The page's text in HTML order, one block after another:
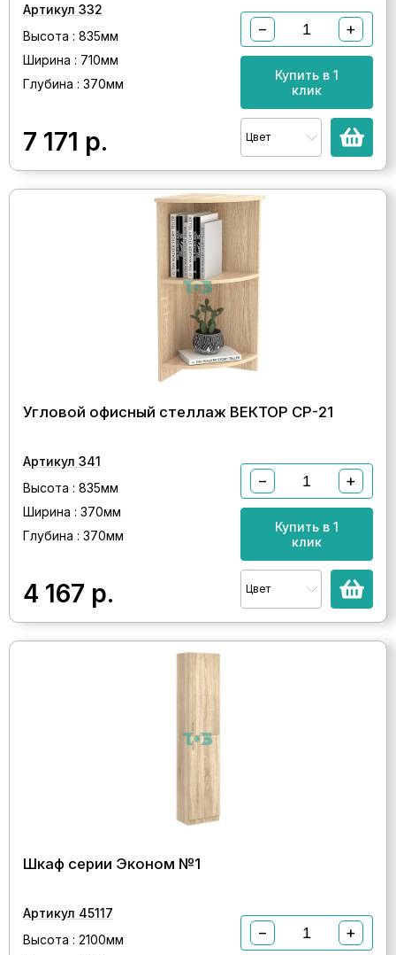
Артикул 332
Высота : 835мм
Ширина : 710мм
Глубина : 370мм
7 171 р.
− +
Купить в 1
клик
Цвет
Угловой офисный стеллаж ВЕКТОР СР-21
Артикул 341
Высота : 835мм
Ширина : 370мм
Глубина : 370мм
4 167 р.
− +
Купить в 1
клик
Цвет
Шкаф серии Эконом №1
Артикул 45117
Высота : 2100мм
− +